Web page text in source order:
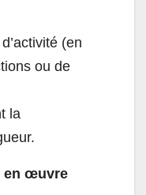
(en
ou de
la
en œuvre